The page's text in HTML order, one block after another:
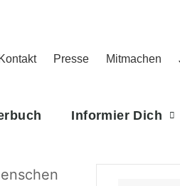
Kontakt Presse Mitmachen
Informier Dich